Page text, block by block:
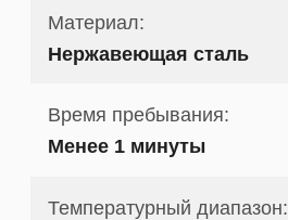
Материал:
Нержавеющая сталь
Время пребывания:
Менее 1 минуты
Температурный диапазон: